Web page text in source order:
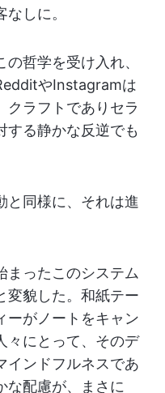
しに。
哲学を受け入れ、
やInstagramは
クラフトでありセラ
する静かな反逆でも
と同様に、それは進
まったこのシステム
変貌した。和紙テー
ーがノートをキャン
々にとって、そのデ
インドフルネスであ
な配慮が、まさに